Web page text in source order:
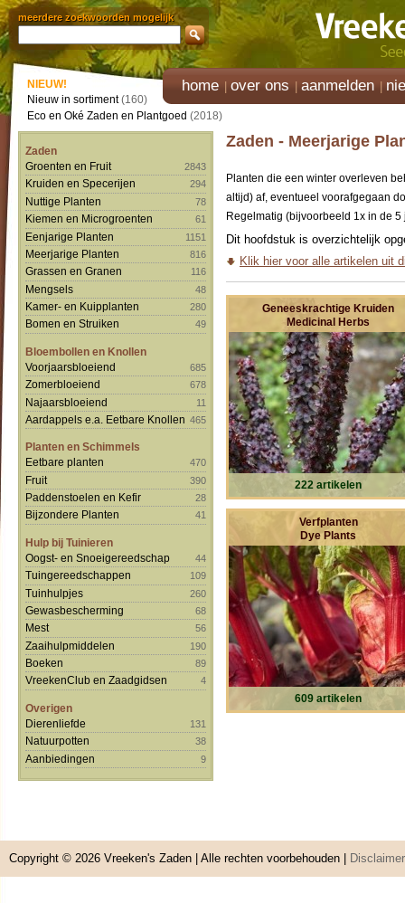
meerdere zoekwoorden mogelijk
home over ons aanmelden
NIEUW!
Nieuw in sortiment(160)
Eco en Oké Zaden en Plantgoed (2018)
Zaden
Groenten en Fruit
2843
Kruiden en Specerijen 294
Nuttige Planten 78
Kiemen en Microgroenten 61
Eenjarige Planten 1151
Meerjarige Planten 816
Grassen en Granen 116
Mengsels 48
Kamer- en Kuipplanten 280
Bomen en Struiken 49
Bloembollen en Knollen
Voorjaarsbloeiend
685
Zomerbloeiend 678
Najaarsbloeiend 11
Aardappels e.a. Eetbare Knollen 465
Planten en Schimmels
Eetbare planten
470
Fruit 390
Paddenstoelen en Kefir 28
Bijzondere Planten 41
Hulp bij Tuinieren
Oogst- en Snoeigereedschap
44
Tuingereedschappen 109
Tuinhulpjes 260
Gewasbescherming 68
Mest 56
Zaaihulpmiddelen 190
Boeken 89
VreekenClub en Zaadgidsen 4
Overigen
Dierenliefde
131
Natuurpotten 38
Aanbiedingen 9
Zaden - Meerjarige
Planten die een winter overleven
altijd) af, eventueel voorafgegaan
Regelmatig (bijvoorbeeld 1x in de
Dit hoofdstuk is overzichtelijk
Klik hier voor alle artikelen uit
Geneeskrachtige Kruiden
Medicinal Herbs
222 artikelen
Verfplanten
Dye Plants
609 artikelen
Copyright © 2026 Vreeken's Zaden | Alle rechten voorbehouden | Disclaimer